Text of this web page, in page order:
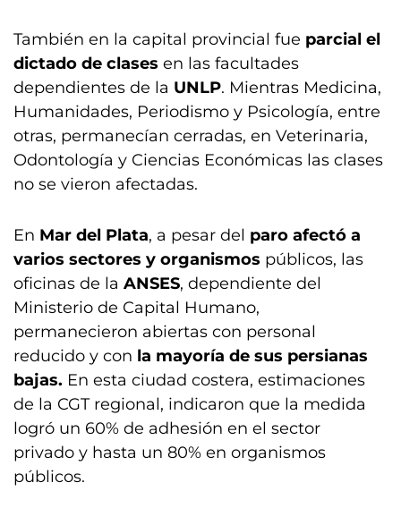
También en la capital provincial fue parcial el
dictado de clases en las facultades
dependientes de la UNLP. Mientras Medicina,
Humanidades, Periodismo y Psicología, entre
otras, permanecían cerradas, en Veterinaria,
Odontología y Ciencias Económicas las clases
no se vieron afectadas.
En Mar del Plata, a pesar del paro afectó a
varios sectores y organismos públicos, las
oficinas de la ANSES, dependiente del
Ministerio de Capital Humano,
permanecieron abiertas con personal
reducido y con la mayoría de sus persianas
bajas. En esta ciudad costera, estimaciones
de la CGT regional, indicaron que la medida
logró un 60% de adhesión en el sector
privado y hasta un 80% en organismos
públicos.